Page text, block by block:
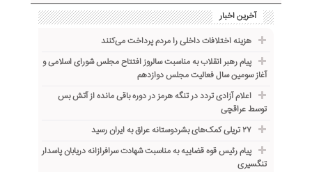
آخرین اخبار
هزینه اختلافات داخلی را مردم پرداخت می‌کنند
پیام رهبر انقلاب به مناسبت سالروز افتتاح مجلس شورای اسلامی و
آغاز سومین سال فعالیت مجلس دوازدهم
اعلام آزادی تردد در تنگه هرمز در دوره باقی مانده از آتش بس
توسط عراقچی
۲۷ تریلی کمک‌های بشردوستانه عراق به ایران رسید
پیام رئیس قوه قضاییه به مناسبت شهادت سرافرازانه دریابان پاسدار
تنگسیری